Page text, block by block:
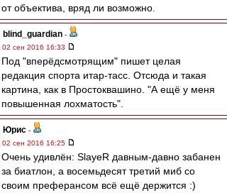
от объектива, вряд ли возможно.
blind_guardian -
02 сен 2016 16:33
Под "вперёдсмотрящим" пишет целая
редакция спорта итар-тасс. Отсюда и такая
картина, как в Простоквашино. "А ещё у меня
повышенная лохматость".
Юрис -
02 сен 2016 16:25
Очень удивлён: SlayeR давным-давно забанен
за биатлон, а восемьдесят третий миб со
своим преферансом всё ещё держится :)